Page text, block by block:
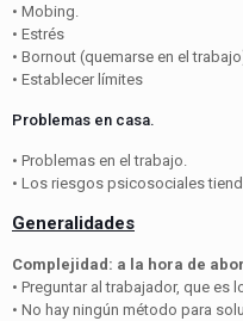
• Mobing.
• Estrés
• Bornout (quemarse en el
• Establecer límites
Problemas en casa.
• Problemas en el trabajo.
• Los riesgos psicosociales
Generalidades
Complejidad: a la hora de
• Preguntar al trabajador, que es
• No hay ningún método para